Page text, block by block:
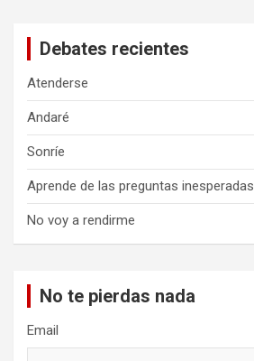
Debates recientes
Atenderse
Andaré
Sonríe
Aprende de las preguntas inesperadas
No voy a rendirme
No te pierdas nada
Email